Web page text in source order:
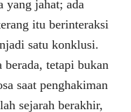
yang jahat; ada
itu berinteraksi
satu konklusi.
tetapi bukan
saat penghakiman
sejarah berakhir,